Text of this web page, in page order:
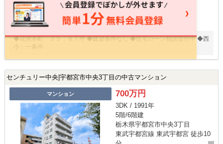
13枚
◆花房本町 ３５．８７坪 ◆建築条件なし ◆住宅ローン相談受付中 ◆西原
小・一条中
センチュリー中央|宇都宮市中央3丁目の中古マンション
マンション 700万円
3DK / 1991年
5階/6階建
栃木県宇都宮市中央3丁目
東武宇都宮線 東武宇都宮 徒歩10